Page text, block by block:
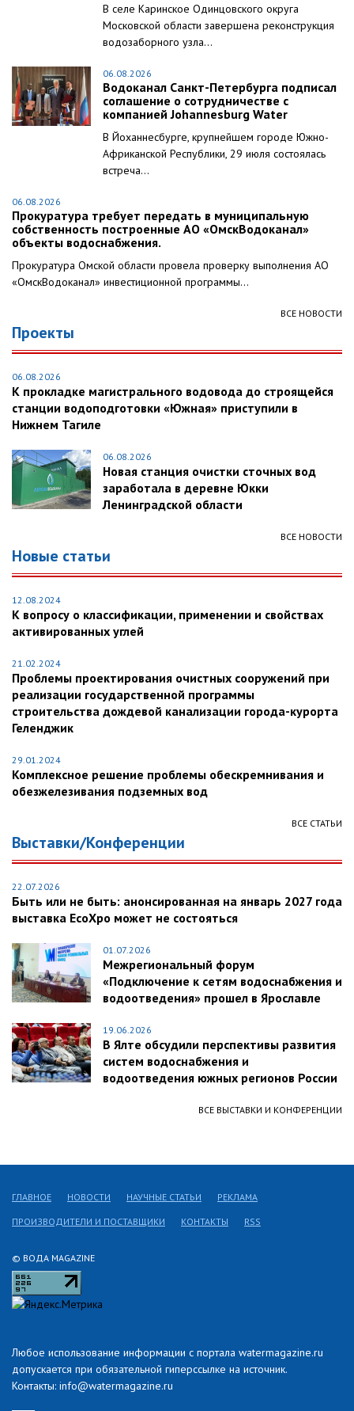
В селе Каринское Одинцовского округа
Московской области завершена реконструкция
водозаборного узла...
06.08.2026
Водоканал Санкт-Петербурга подписал
соглашение о сотрудничестве с
компанией Johannesburg Water
В Йоханнесбурге, крупнейшем городе Южно-
Африканской Республики, 29 июля состоялась
встреча...
06.08.2026
Прокуратура требует передать в муниципальную
собственность построенные АО «ОмскВодоканал»
объекты водоснабжения.
Прокуратура Омской области провела проверку выполнения АО
«ОмскВодоканал» инвестиционной программы...
ВСЕ НОВОСТИ
Проекты
06.08.2026
К прокладке магистрального водовода до строящейся
станции водоподготовки «Южная» приступили в
Нижнем Тагиле
06.08.2026
Новая станция очистки сточных вод
заработала в деревне Юкки
Ленинградской области
ВСЕ НОВОСТИ
Новые статьи
12.08.2024
К вопросу о классификации, применении и свойствах
активированных углей
21.02.2024
Проблемы проектирования очистных сооружений при
реализации государственной программы
строительства дождевой канализации города-курорта
Геленджик
29.01.2024
Комплексное решение проблемы обескремнивания и
обезжелезивания подземных вод
ВСЕ СТАТЬИ
Выставки/Конференции
22.07.2026
Быть или не быть: анонсированная на январь 2027 года
выставка EcoXpo может не состояться
01.07.2026
Межрегиональный форум
«Подключение к сетям водоснабжения и
водоотведения» прошел в Ярославле
19.06.2026
В Ялте обсудили перспективы развития
систем водоснабжения и
водоотведения южных регионов России
ВСЕ ВЫСТАВКИ И КОНФЕРЕНЦИИ
© ВОДА MAGAZINE
Любое использование информации с портала watermagazine.ru
допускается при обязательной гиперссылке на источник.
Контакты: info@watermagazine.ru
ГЛАВНОЕ НОВОСТИ НАУЧНЫЕ СТАТЬИ РЕКЛАМА
ПРОИЗВОДИТЕЛИ И ПОСТАВЩИКИ КОНТАКТЫ RSS